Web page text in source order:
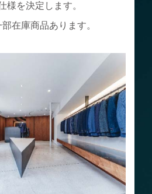
会社情報
EN
様を決定します。
在庫商品あります。